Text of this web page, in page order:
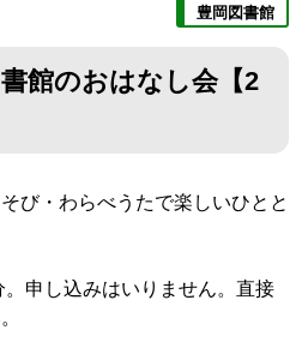
豊岡図書館
館のおはなし会【2
び・わらべうたで楽しいひとと
申し込みはいりません。直接